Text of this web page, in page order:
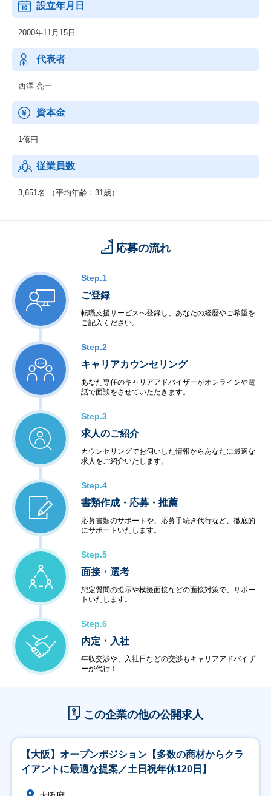
■業務支援
・システム受託開発
・保育所、学童保育室 など
設立年月日
2000年11月15日
代表者
西澤 亮一
資本金
1億円
従業員数
3,651名 （平均年齢：31歳）
応募の流れ
Step.1
ご登録
転職支援サービスへ登録し、あなたの経歴やご希望を
ご記入ください。
Step.2
キャリアカウンセリング
あなた専任のキャリアアドバイザーがオンラインや電
話で面談をさせていただきます。
Step.3
求人のご紹介
カウンセリングでお伺いした情報からあなたに最適な
求人をご紹介いたします。
Step.4
書類作成・応募・推薦
応募書類のサポートや、応募手続き代行など、徹底的
にサポートいたします。
Step.5
面接・選考
想定質問の提示や模擬面接などの面接対策で、サポー
トいたします。
Step.6
内定・入社
年収交渉や、入社日などの交渉もキャリアアドバイザ
ーが代行！
この企業の他の公開求人
【大阪】オープンポジション【多数の商材からクラ
イアントに最適な提案／土日祝年休120日】